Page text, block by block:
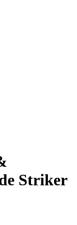
Striker